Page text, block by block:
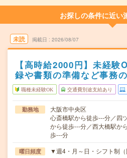
お探しの条件に近い
未読 掲載日 2026/08/07
【高時給2000円】未経験
録や書類の準備など事務
職種未経験OK 交通費別途支給あり
勤務地
大阪市中央区
心斎橋駅から徒歩---分／四
から徒歩---分／西大橋駅か
歩---分
曜日頻度 ▼週4・月～日・シフト制（